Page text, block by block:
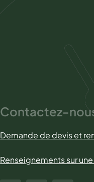
Contactez-
Demande de devis et
Renseignements sur